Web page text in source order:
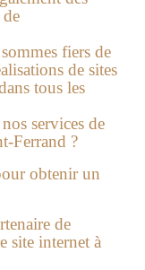
fiers de
de sites
tous les
services de
Ferrand ?
obtenir un
de
site internet à